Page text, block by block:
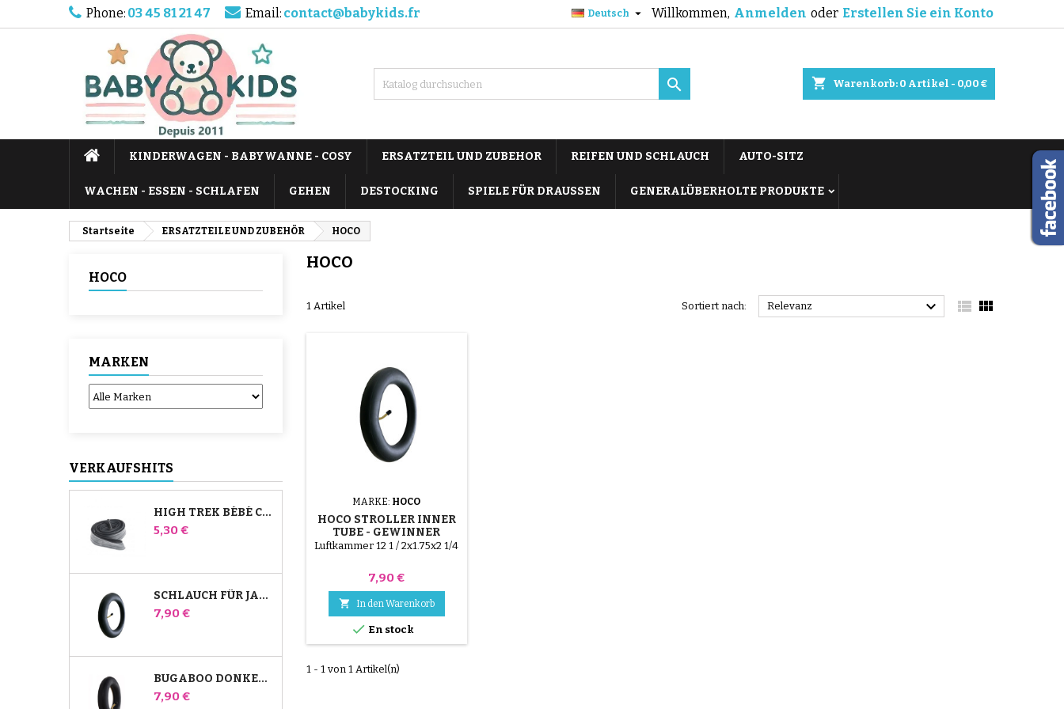
Phone: 03 45 81 21 47 Email: contact@babykids.fr Willkommen, Anmelden oder Erstellen Sie ein Konto
Deutsch 
shopping_cart Warenkorb: 0 Artikel - 0,00 €

KINDERWAGEN - BABYWANNE - COSY ERSATZTEIL UND ZUBEHOR REIFEN UND SCHLAUCH AUTO-SITZ
WACHEN - ESSEN - SCHLAFEN GEHEN DESTOCKING SPIELE FÜR DRAUSSEN GENERALÜBERHOLTE PRODUKTE
Startseite ERSATZTEILE UND ZUBEHÖR HOCO
HOCO
MARKEN
VERKAUFSHITS
HIGH TREK BÉBÉ CONFORT SCHLAUCH
Preis
5,30 €
SCHLAUCH FÜR JANÉ SLALOM PRO UND POWERTWIN KINDERWAGEN
Preis
7,90 €
BUGABOO DONKEY KINDERWAGEN FRONT INNENROHR
Preis
7,90 €
HOCO
1 Artikel Sortiert nach: Relevanz   
MARKE: HOCO
HOCO STROLLER INNER
TUBE - GEWINNER
KOMBI, CHAMP S,
Luftkammer 12 1 / 2x1.75x2 1/4
Preis
7,90 €
 In den Warenkorb
 En stock
1 - 1 von 1 Artikel(n)